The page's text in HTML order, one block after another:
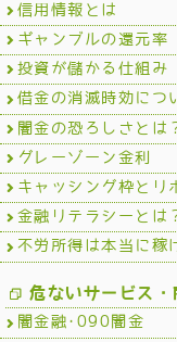
信用情報とは
ギャンブルの還元率
投資が儲かる仕組み
借金の消滅時効につ
闇金の恐ろしさとは
グレーゾーン金利
キャッシング枠とリ
金融リテラシーとは
不労所得は本当に稼
危ないサービス・
闇金融･090闇金